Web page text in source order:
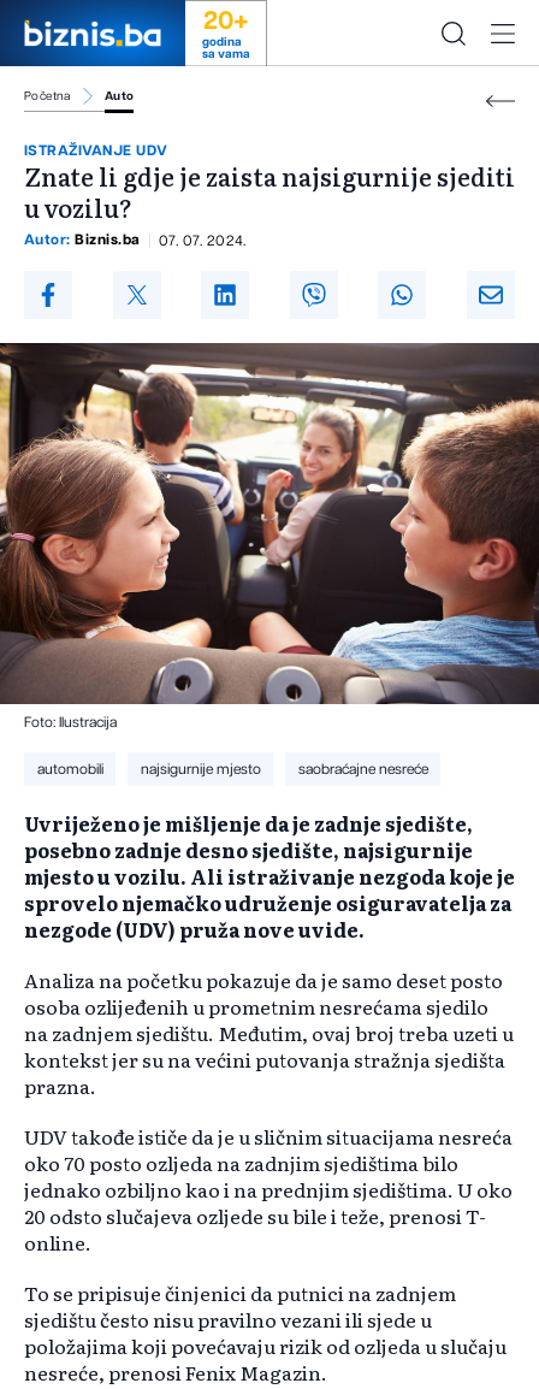
20+
godina
sa vama
Početna Auto
ISTRAŽIVANJE UDV
Znate li gdje je zaista najsigurnije sjediti
u vozilu?
Autor: Biznis.ba 07. 07. 2024.
Foto: Ilustracija
automobili najsigurnije mjesto saobraćajne nesreće
Uvriježeno je mišljenje da je zadnje sjedište,
posebno zadnje desno sjedište, najsigurnije
mjesto u vozilu. Ali istraživanje nezgoda koje je
sprovelo njemačko udruženje osiguravatelja za
nezgode (UDV) pruža nove uvide.
Analiza na početku pokazuje da je samo deset posto
osoba ozlijeđenih u prometnim nesrećama sjedilo
na zadnjem sjedištu. Međutim, ovaj broj treba uzeti u
kontekst jer su na većini putovanja stražnja sjedišta
prazna.
UDV takođe ističe da je u sličnim situacijama nesreća
oko 70 posto ozljeda na zadnjim sjedištima bilo
jednako ozbiljno kao i na prednjim sjedištima. U oko
20 odsto slučajeva ozljede su bile i teže, prenosi T-
online.
To se pripisuje činjenici da putnici na zadnjem
sjedištu često nisu pravilno vezani ili sjede u
položajima koji povećavaju rizik od ozljeda u slučaju
nesreće, prenosi Fenix Magazin.